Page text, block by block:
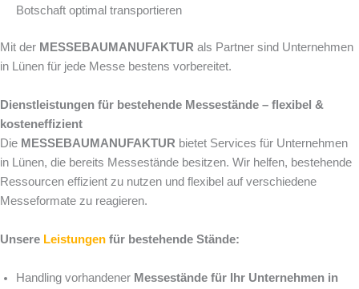
Botschaft optimal transportieren
Mit der MESSEBAUMANUFAKTUR als Partner sind Unternehmen
in Lünen für jede Messe bestens vorbereitet.
Dienstleistungen für bestehende Messestände – flexibel &
kosteneffizient
Die MESSEBAUMANUFAKTUR bietet Services für Unternehmen
in Lünen, die bereits Messestände besitzen. Wir helfen, bestehende
Ressourcen effizient zu nutzen und flexibel auf verschiedene
Messeformate zu reagieren.
Unsere Leistungen für bestehende Stände:
Handling vorhandener Messestände für Ihr Unternehmen in